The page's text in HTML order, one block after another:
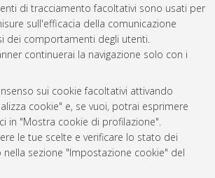
di tracciamento facoltativi sono usati per
sull'efficacia della comunicazione
dei comportamenti degli utenti.
continuerai la navigazione solo con i
sui cookie facoltativi attivando
cookie" e, se vuoi, potrai esprimere
in "Mostra cookie di profilazione".
le tue scelte e verificare lo stato dei
sezione "Impostazione cookie" del
generata ilSun Aug 9 20:45:03 2026